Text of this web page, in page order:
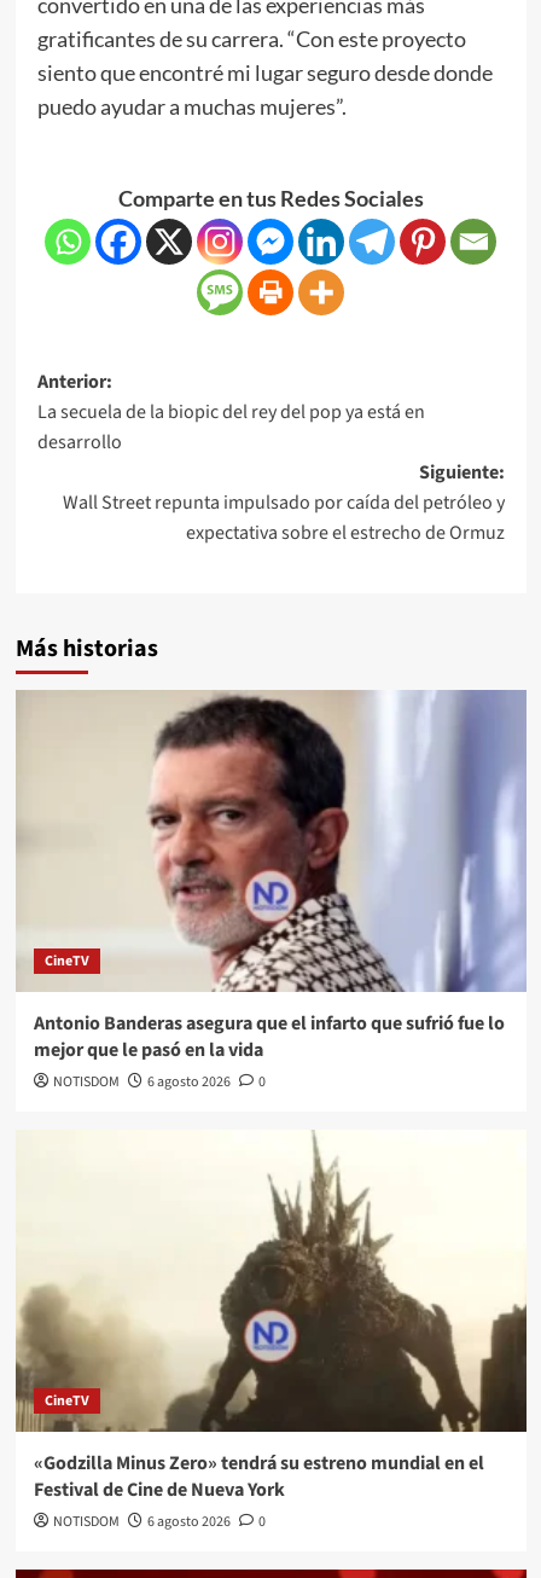
gratificantes de su carrera. “Con este proyecto
siento que encontré mi lugar seguro desde donde
puedo ayudar a muchas mujeres”.
Comparte en tus Redes Sociales
Anterior:
La secuela de la biopic del rey del pop ya está en
desarrollo
Siguiente:
Wall Street repunta impulsado por caída del petróleo y
expectativa sobre el estrecho de Ormuz
Más historias
CineTV
Antonio Banderas asegura que el infarto que sufrió fue lo
mejor que le pasó en la vida
NOTISDOM 6 agosto 2026 0
CineTV
«Godzilla Minus Zero» tendrá su estreno mundial en el
Festival de Cine de Nueva York
NOTISDOM 6 agosto 2026 0